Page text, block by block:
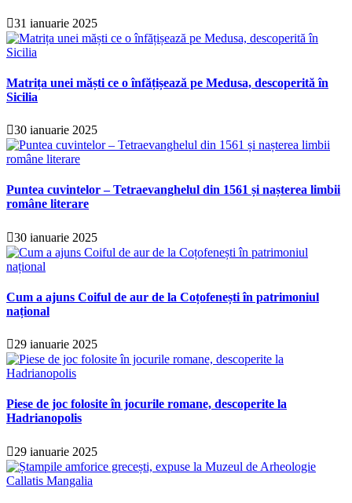
31 ianuarie 2025
Matrița unei măști ce o înfățișează pe Medusa, descoperită în
Sicilia
30 ianuarie 2025
Puntea cuvintelor – Tetraevanghelul din 1561 și nașterea limbii
române literare
30 ianuarie 2025
Cum a ajuns Coiful de aur de la Coțofenești în patrimoniul
național
29 ianuarie 2025
Piese de joc folosite în jocurile romane, descoperite la
Hadrianopolis
29 ianuarie 2025